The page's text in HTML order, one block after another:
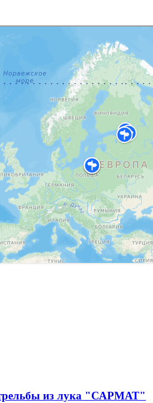
из лука "САРМАТ"